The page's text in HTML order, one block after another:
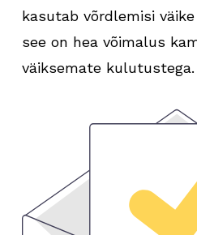
kasutab võrdlemisi
see on hea võimalus
väiksemate kulutustega.